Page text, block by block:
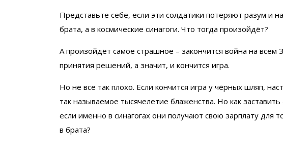
Представьте себе, если эти солдатики потеряют разум и
брата, а в космические синагоги. Что тогда произойдёт?
А произойдёт самое страшное – закончится война на
принятия решений, а значит, и кончится игра.
Но не все так плохо. Если кончится игра у чёрных шляп,
так называемое тысячелетие блаженства. Но как заставить
если именно в синагогах они получают свою зарплату для
в брата?